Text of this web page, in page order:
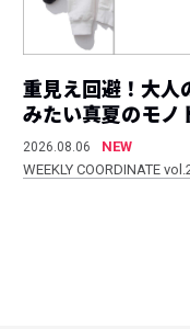
重見え回避！大人
みたい真夏のモノ
2026.08.06
NEW
WEEKLY COORDINATE